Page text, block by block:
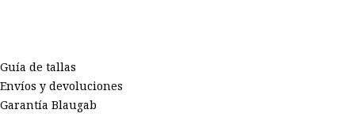
Guía de tallas
Envíos y devoluciones
Garantía Blaugab